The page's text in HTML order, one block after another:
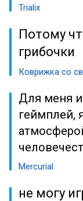
Trialix
Потому
грибочки
Коврижка со
Для меня
геймплей,
Mercurial
не могу